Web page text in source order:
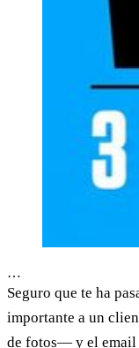
…
Seguro que te ha
importante a un
de fotos— y el email